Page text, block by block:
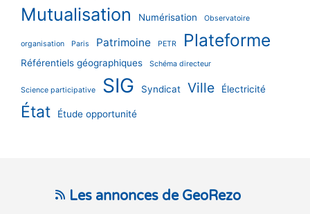
Mutualisation Numérisation Observatoire
organisation Paris Patrimoine PETR Plateforme
Référentiels géographiques Schéma directeur
Science participative SIG Syndicat Ville Électricité
État Étude opportunité
Les annonces de GeoRezo